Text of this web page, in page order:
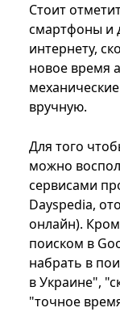
Стоит
смартфоны и
интернету,
новое время
вручную.
Для того
можно
сервисами
Dayspedia,
онлайн).
поиском в
набрать в
в Украине",
"точное